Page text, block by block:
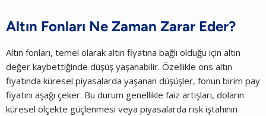
Altın Fonları Ne Zaman Zarar Eder?
Altın fonları, temel olarak altın fiyatına bağlı olduğu için altın
değer kaybettiğinde düşüş yaşanabilir. Özellikle ons altın
fiyatında küresel piyasalarda yaşanan düşüşler, fonun birim pay
fiyatını aşağı çeker. Bu durum genellikle faiz artışları, doların
küresel ölçekte güçlenmesi veya piyasalarda risk iştahının